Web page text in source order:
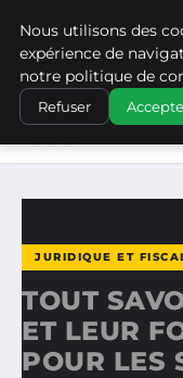
WP CAPE
ACCUEIL
JURIDIQUE
TOUT SAVOIR SUR
JURIDIQUE ET
TOUT
ET LEUR
POUR LES
Nous utilisons des
expérience de
notre politique de
Refuser